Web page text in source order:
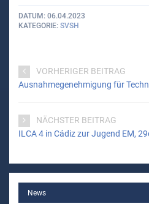
DATUM 06.04.2023
KATEGORIE SVSH
VORHERIGER BEITRAG
Ausnahmegenehmigung für
NÄCHSTER BEITRAG
ILCA 4 in Cádiz zur Jugend EM,
MAINNews